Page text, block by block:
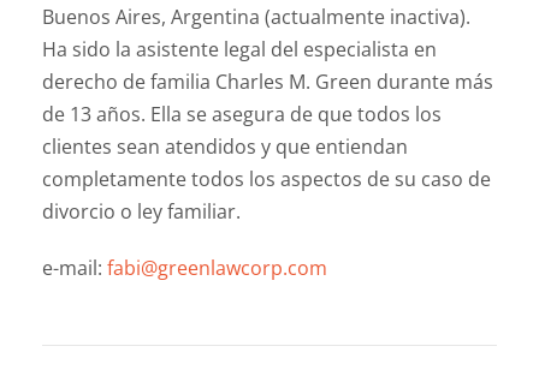
Buenos Aires, Argentina (actualmente inactiva).
Ha sido la asistente legal del especialista en
derecho de familia Charles M. Green durante más
de 13 años. Ella se asegura de que todos los
clientes sean atendidos y que entiendan
completamente todos los aspectos de su caso de
divorcio o ley familiar.
e-mail: fabi@greenlawcorp.com